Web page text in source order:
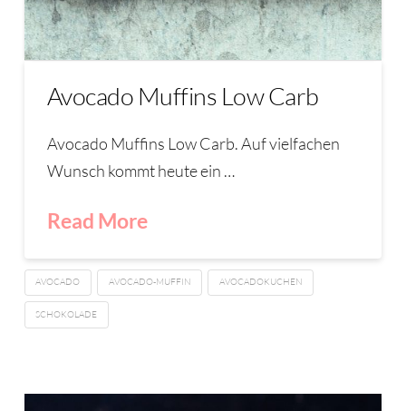
Avocado Muffins Low Carb
Avocado Muffins Low Carb. Auf vielfachen
Wunsch kommt heute ein …
Read More
AVOCADO AVOCADO-MUFFIN AVOCADOKUCHEN
SCHOKOLADE